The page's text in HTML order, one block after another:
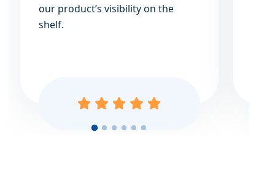
our product’s visibility on the
shelf.